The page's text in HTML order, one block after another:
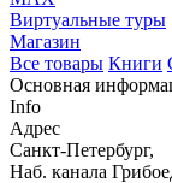
Виртуальные туры
Магазин
Все товары Книги
Основная
Info
Адрес
Санкт-Петербург,
Наб. канала